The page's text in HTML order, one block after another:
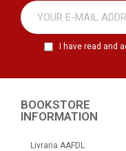
I have read and
BOOKSTORE
INFORMATION
Livraria AAFDL